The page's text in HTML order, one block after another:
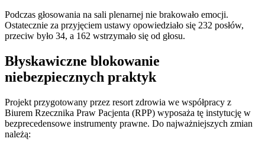
Podczas głosowania na sali plenarnej nie brakowało emocji.
Ostatecznie za przyjęciem ustawy opowiedziało się 232 posłów,
przeciw było 34, a 162 wstrzymało się od głosu.
Błyskawiczne blokowanie
niebezpiecznych praktyk
Projekt przygotowany przez resort zdrowia we współpracy z
Biurem Rzecznika Praw Pacjenta (RPP) wyposaża tę instytucję w
bezprecedensowe instrumenty prawne. Do najważniejszych zmian
należą: